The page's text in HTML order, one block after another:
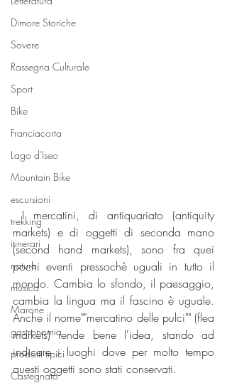
Dimore Storiche
Sovere
Rassegna Culturale
Sport
Bike
Franciacorta
Lago d'Iseo
Mountain Bike
escursioni
trekking
itinerari
natura
musica
Marone
gastronomia
prodotti tipici
Castegnato
I mercatini, di antiquariato (antiquity
markets) e di oggetti di seconda mano
(second hand markets), sono fra quei
pochi eventi pressochè uguali in tutto il
mondo. Cambia lo sfondo, il paesaggio,
cambia la lingua ma il fascino è uguale.
Anche il nome""mercatino delle pulci"" (flea
markets) rende bene l'idea, stando ad
indicare i luoghi dove per molto tempo
questi oggetti sono stati conservati.